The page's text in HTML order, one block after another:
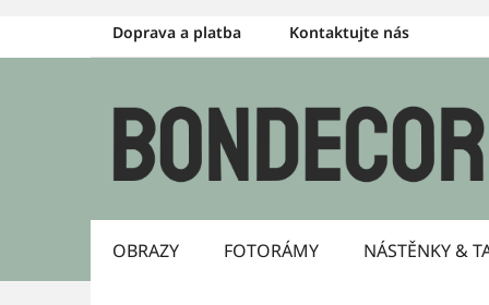
obsah
Doprava a platba Kontaktujte nás
OBRAZY FOTORÁMY NÁSTĚNKY &